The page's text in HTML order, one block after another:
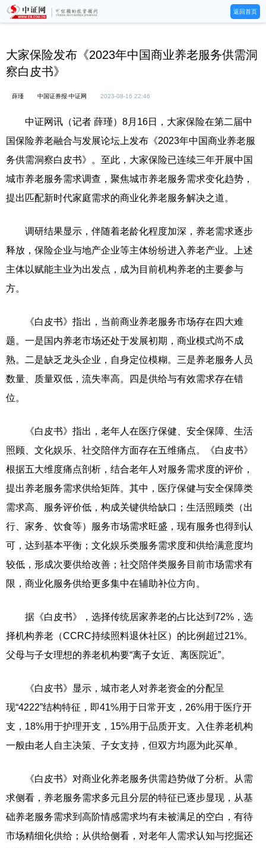
返回首页
大家保险发布《2023年中国商业养老服务供需洞
察白皮书》
薛瑾 中国证券报·中证网 2023-08-16 22:46
中证网讯（记者 薛瑾）8月16日，大家保险在第二届中
国保险养老融合与发展论坛上发布《2023年中国商业养老服
务供需洞察白皮书》。至此，大家保险已连续三年开展中国
城市养老服务需求调查，聚焦城市养老服务需求变化趋势，
提出匹配新时代家庭需求的商业化养老服务解决之道。
调研结果显示，伴随着老龄化程度加深，养老需求逐步
释放，保险企业与地产企业等主体纷纷进入养老产业。上述
主体以赋能主业为出发点，成为目前机构养老的主要参与
方。
《白皮书》指出，当前商业养老服务市场存在四大难
题。一是国内养老市场还处于发展初期，商业模式尚不成
熟。二是缺乏龙头企业，自身定位模糊。三是养老服务人员
数量、质量双低，流失率高。四是供给与有效需求存在错
位。
《白皮书》指出，老年人在医疗保健、安全保障、生活
照顾、文化娱乐、社交陪伴方面存在五维痛点。《白皮书》
根据五大维度痛点剖析，结合老年人对服务需求度的评价，
提出养老服务需求供给矩阵。其中，医疗保健与安全保障类
需求高、服务评价低，构成关键供给缺口；生活照顾类（出
行、家务、饮食等）服务市场需求旺盛，现有服务也得到认
可，达到基本平衡；文化娱乐类服务需求度和供给满意度均
较低，形成次要供给改善；社交陪伴类服务目前市场需求有
限，商业化服务供给更多集中在辅助补位方向。
据《白皮书》，选择传统居家养老的占比达到72%，选
择机构养老（CCRC持续照料退休社区）的比例超过21%。
父母与子女理想的养老机构要“离子女近、离医院近”。
《白皮书》显示，城市老人对养老资金的分配呈
现“4222”结构特征，即41%用于日常开支，26%用于医疗开
支，18%用于护理开支，15%用于品质开支。入住养老机构
一般由老人自主决策、子女支持，但双方均愿为此买单。
《白皮书》对商业化养老服务供需趋势做了分析。从需
求侧看，养老服务需求多元且分层的特征已逐步显现，从基
础养老服务需求到高阶情感需求均有未被满足的空白，有待
市场精细化供给；从供给侧看，对老年人需求认知与挖掘还